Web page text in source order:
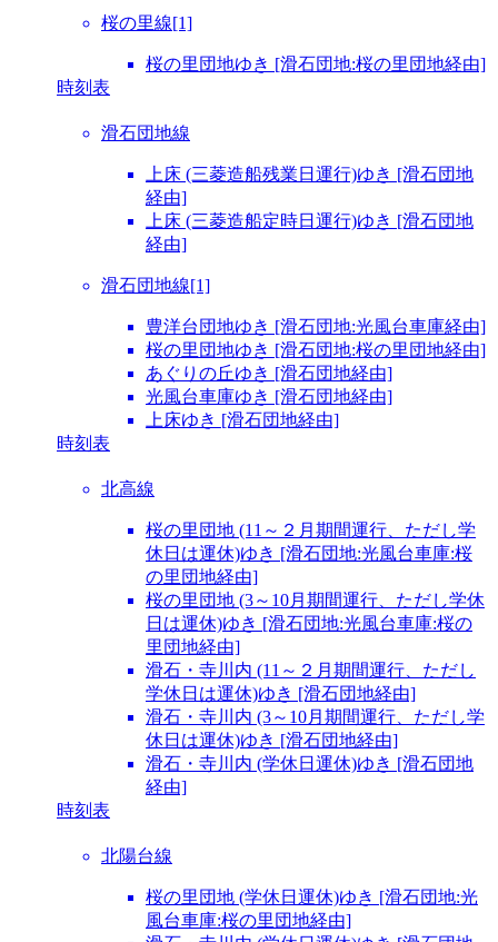
桜の里線[1]
桜の里団地ゆき [滑石団地:桜の里団地経由]
時刻表
滑石団地線
上床 (三菱造船残業日運行)ゆき [滑石団地
経由]
上床 (三菱造船定時日運行)ゆき [滑石団地
経由]
滑石団地線[1]
豊洋台団地ゆき [滑石団地:光風台車庫経由]
桜の里団地ゆき [滑石団地:桜の里団地経由]
あぐりの丘ゆき [滑石団地経由]
光風台車庫ゆき [滑石団地経由]
上床ゆき [滑石団地経由]
時刻表
北高線
桜の里団地 (11～２月期間運行、ただし学
休日は運休)ゆき [滑石団地:光風台車庫:桜
の里団地経由]
桜の里団地 (3～10月期間運行、ただし学休
日は運休)ゆき [滑石団地:光風台車庫:桜の
里団地経由]
滑石・寺川内 (11～２月期間運行、ただし
学休日は運休)ゆき [滑石団地経由]
滑石・寺川内 (3～10月期間運行、ただし学
休日は運休)ゆき [滑石団地経由]
滑石・寺川内 (学休日運休)ゆき [滑石団地
経由]
時刻表
北陽台線
桜の里団地 (学休日運休)ゆき [滑石団地:光
風台車庫:桜の里団地経由]